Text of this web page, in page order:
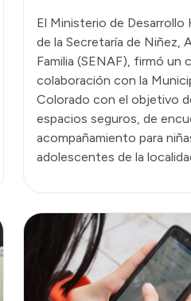
El Ministerio de Desarrollo
de la Secretaría de Niñez,
Familia (SENAF), firmó un
colaboración con la
Colorado con el objetivo
espacios seguros, de
acompañamiento para
adolescentes de la